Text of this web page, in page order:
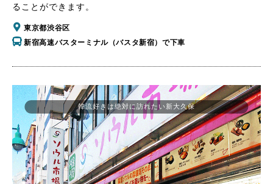
ることができます。
東京都渋谷区
新宿高速バスターミナル（バスタ新宿）で下車
韓流好きは絶対に訪れたい新大久保